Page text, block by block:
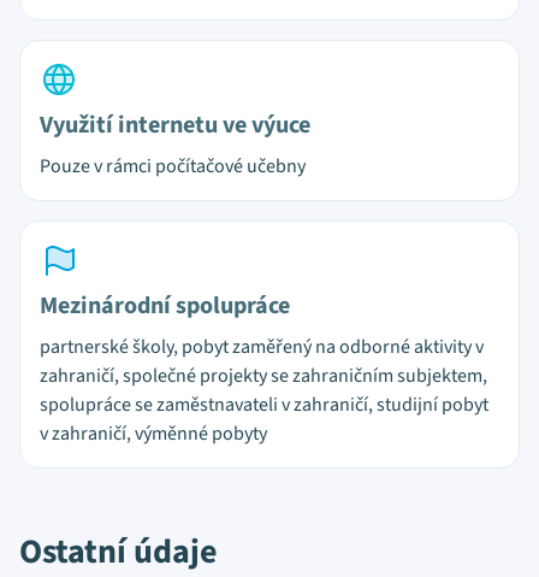
Využití internetu ve výuce
Pouze v rámci počítačové učebny
Mezinárodní spolupráce
partnerské školy, pobyt zaměřený na odborné aktivity v
zahraničí, společné projekty se zahraničním subjektem,
spolupráce se zaměstnavateli v zahraničí, studijní pobyt
v zahraničí, výměnné pobyty
Ostatní údaje